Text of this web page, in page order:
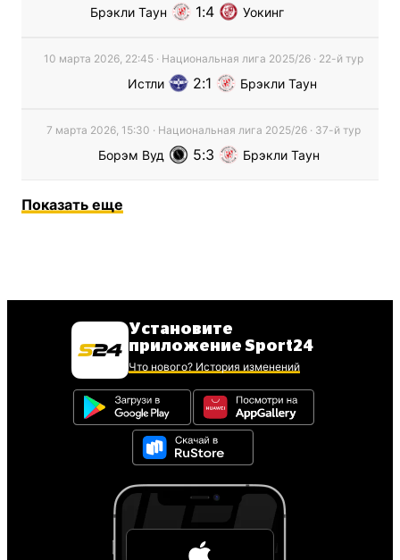
Брэкли Таун 1 4 Уокинг
10 марта 2026, 22:45 · Национальная лига 2025/26 · 22-й тур
Истли 2 1 Брэкли Таун
7 марта 2026, 15:30 · Национальная лига 2025/26 · 37-й тур
Борэм Вуд 5 3 Брэкли Таун
Показать еще
Установите
приложение Sport24
Что нового? История изменений